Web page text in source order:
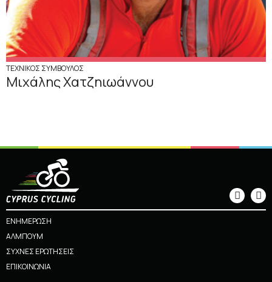
ΤΕΧΝΙΚΟΣ ΣΥΜΒΟΥΛΟΣ
Μιχάλης Χατζηιωάννου
ΕΝΗΜΕΡΩΣΗ
ΑΛΜΠΟΥΜ
ΣΥΧΝΕΣ ΕΡΩΤΗΣΕΙΣ
ΕΠΙΚΟΙΝΩΝΙΑ